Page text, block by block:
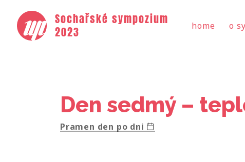
Sochařské sympozium
2023
home o
Den sedmý –
Pramen den po dni